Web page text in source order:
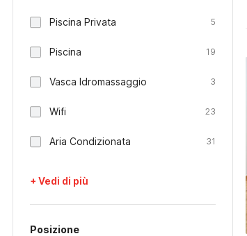
Piscina Privata 5
Piscina 19
Vasca Idromassaggio 3
Wifi 23
Aria Condizionata 31
+ Vedi di più
Posizione